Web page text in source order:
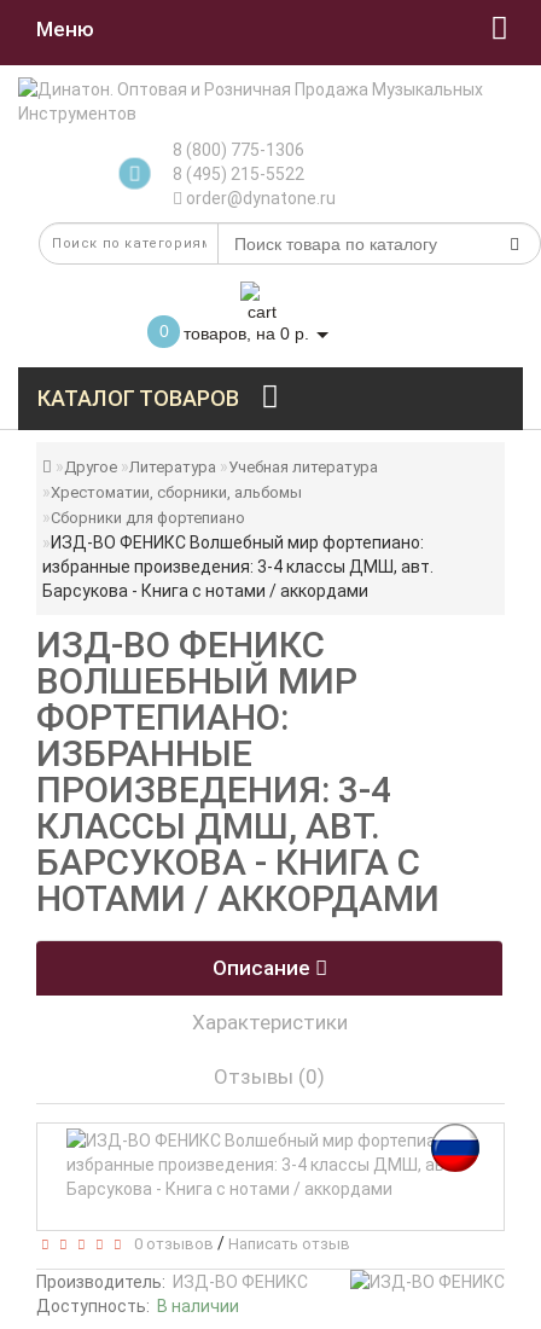
Меню
8 (800) 775-1306
8 (495) 215-5522
order@dynatone.ru
0 товаров, на 0 р.
КАТАЛОГ ТОВАРОВ
Другое Литература
Учебная литература
Хрестоматии, сборники, альбомы
Сборники для фортепиано
ИЗД-ВО ФЕНИКС Волшебный мир фортепиано:
избранные произведения: 3-4 классы ДМШ, авт.
Барсукова - Книга с нотами / аккордами
ИЗД-ВО ФЕНИКС
ВОЛШЕБНЫЙ МИР
ФОРТЕПИАНО:
ИЗБРАННЫЕ
ПРОИЗВЕДЕНИЯ: 3-4
КЛАССЫ ДМШ, АВТ.
БАРСУКОВА - КНИГА С
НОТАМИ / АККОРДАМИ
Описание
Характеристики
Отзывы (0)
0 отзывов / Написать отзыв
Производитель: ИЗД-ВО ФЕНИКС
Доступность: В наличии